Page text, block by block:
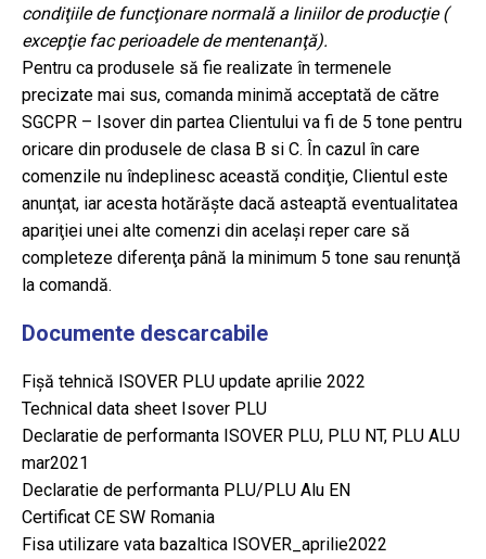
condiţiile de funcţionare normală a liniilor de producţie (
excepţie fac perioadele de mentenanţă).
Pentru ca produsele să fie realizate în termenele
precizate mai sus, comanda minimă acceptată de către
SGCPR – Isover din partea Clientului va fi de 5 tone pentru
oricare din produsele de clasa B si C. În cazul în care
comenzile nu îndeplinesc această condiţie, Clientul este
anunţat, iar acesta hotărăşte dacă asteaptă eventualitatea
apariţiei unei alte comenzi din acelaşi reper care să
completeze diferenţa până la minimum 5 tone sau renunţă
la comandă.
Documente descarcabile
Fișă tehnică ISOVER PLU update aprilie 2022
Technical data sheet Isover PLU
Declaratie de performanta ISOVER PLU, PLU NT, PLU ALU
mar2021
Declaratie de performanta PLU/PLU Alu EN
Certificat CE SW Romania
Fisa utilizare vata bazaltica ISOVER_aprilie2022